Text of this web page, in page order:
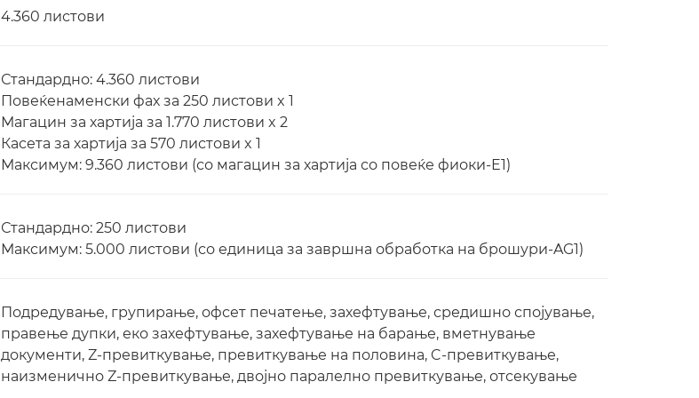
4.360 листови
Стандардно: 4.360 листови
Повеќенаменски фах за 250 листови x 1
Магацин за хартија за 1.770 листови x 2
Касета за хартија за 570 листови x 1
Максимум: 9.360 листови (со магацин за хартија со повеќе фиоки-E1)
Стандардно: 250 листови
Максимум: 5.000 листови (со единица за завршна обработка на брошури-AG1)
Подредување, групирање, офсет печатење, захефтување, средишно спојување,
правење дупки, еко захефтување, захефтување на барање, вметнување
документи, Z-превиткување, превиткување на половина, C-превиткување,
наизменично Z-превиткување, двојно паралелно превиткување, отсекување